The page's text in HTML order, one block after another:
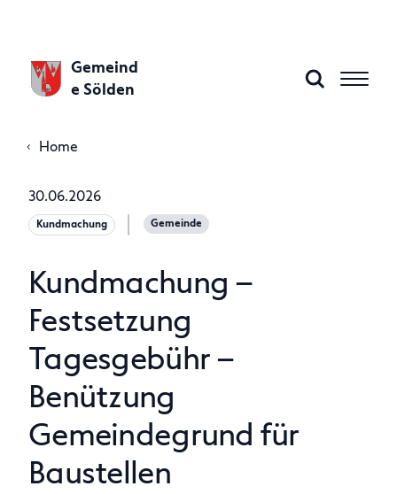
Gemeind
e Sölden
Aktuelles
Gemeindeamt
Politik
Anfragen
Home
30.06.2026
Kundmachung Gemeinde
Kundmachung –
Festsetzung
Tagesgebühr –
Benützung
Gemeindegrund für
Baustellen